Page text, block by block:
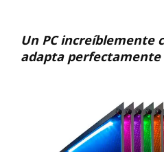
Un PC increíblemente
adapta